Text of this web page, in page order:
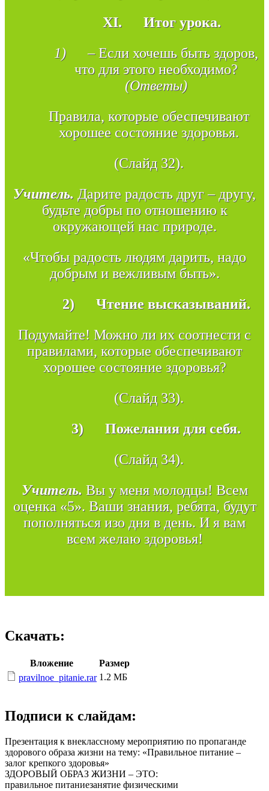
XI. Итог урока.
1)– Если хочешь быть здоров,
что для этого необходимо?
(Ответы)
Правила, которые обеспечивают
хорошее состояние здоровья.
(Слайд 32).
Учитель. Дарите радость друг – другу,
будьте добры по отношению к
окружающей нас природе.
«Чтобы радость людям дарить, надо
добрым и вежливым быть».
2) Чтение высказываний.
Подумайте! Можно ли их соотнести с
правилами, которые обеспечивают
хорошее состояние здоровья?
(Слайд 33).
3) Пожелания для себя.
(Слайд 34).
Учитель. Вы у меня молодцы! Всем
оценка «5». Ваши знания, ребята, будут
пополняться изо дня в день. И я вам
всем желаю здоровья!
Скачать:
Вложение
Размер
pravilnoe_pitanie.rar 1.2 МБ
Подписи к слайдам:
Презентация к внеклассному мероприятию по пропаганде
здорового образа жизни на тему: «Правильное питание –
залог крепкого здоровья»
ЗДОРОВЫЙ ОБРАЗ ЖИЗНИ – ЭТО:
правильное питаниезанятие физическими